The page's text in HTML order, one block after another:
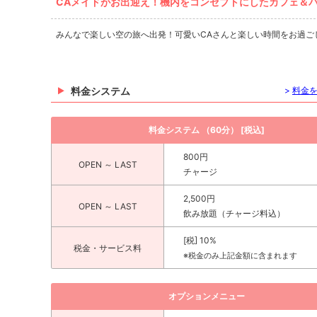
みんなで楽しい空の旅へ出発！可愛いCAさんと楽しい時間をお過
料金システム > 料金
料金システム （60分） [税込]
OPEN ～ LAST
800円
チャージ
OPEN ～ LAST
2,500円
飲み放題（チャージ料込）
税金・サービス料
[税] 10%
※税金のみ上記金額に含まれます
オプションメニュー